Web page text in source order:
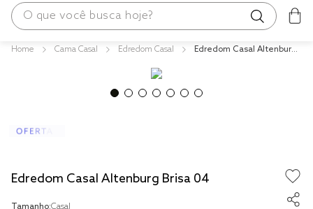
O que você busca hoje?
Cama Casal Edredom Casal
Edredom Casal Altenburg
Edredom Casal Altenburg Brisa 04
Tamanho:Casal
fronha
travesseiro